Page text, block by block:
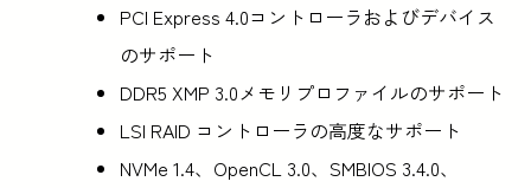
PCI Express 4.0コントローラおよびデバイス
のサポート
DDR5 XMP 3.0メモリプロファイルのサポート
LSI RAID コントローラの高度なサポート
NVMe 1.4、OpenCL 3.0、SMBIOS 3.4.0、